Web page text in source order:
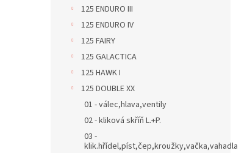
125 ENDURO III
125 ENDURO IV
125 FAIRY
125 GALACTICA
125 HAWK I
125 DOUBLE XX
01 - válec,hlava,ventily
02 - kliková skříň L.+P.
03 -
klik.hřídel,píst,čep,kroužky,vačka,vahadla